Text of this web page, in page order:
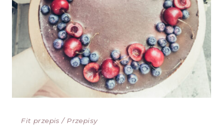
Fit przepis / Przepisy